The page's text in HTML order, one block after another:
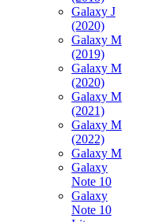
Galaxy J
(2020)
Galaxy M
(2019)
Galaxy M
(2020)
Galaxy M
(2021)
Galaxy M
(2022)
Galaxy M
Galaxy
Note 10
Galaxy
Note 10